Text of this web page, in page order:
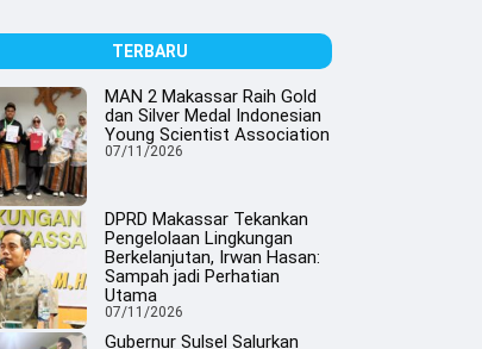
TERBARU
MAN 2 Makassar Raih Gold
dan Silver Medal Indonesian
Young Scientist Association
07/11/2026
DPRD Makassar Tekankan
Pengelolaan Lingkungan
Berkelanjutan, Irwan Hasan:
Sampah jadi Perhatian
Utama
07/11/2026
Gubernur Sulsel Salurkan